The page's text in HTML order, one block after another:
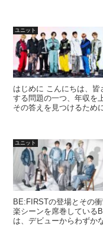
ユニット
はじめに こんにちは、
する問題の一つ、年収を
その答えを見つけるため
ユニット
BE:FIRSTの登場とその
楽シーンを席巻している
は、デビューからわずか